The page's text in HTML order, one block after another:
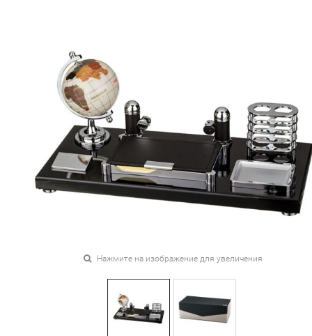
Нажмите на изображение для увеличения